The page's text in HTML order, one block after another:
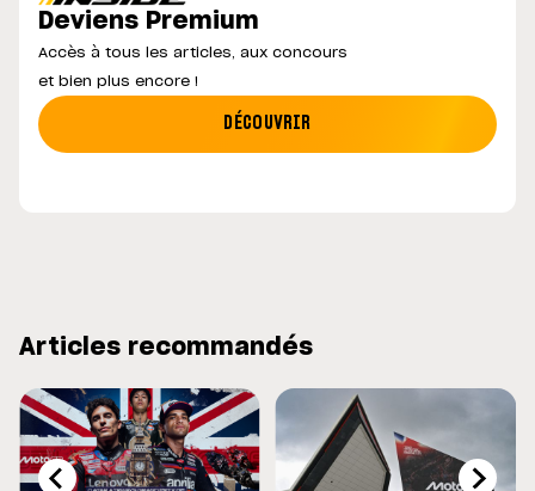
Deviens Premium
Accès à tous les articles, aux concours
et bien plus encore !
DÉCOUVRIR
Articles recommandés